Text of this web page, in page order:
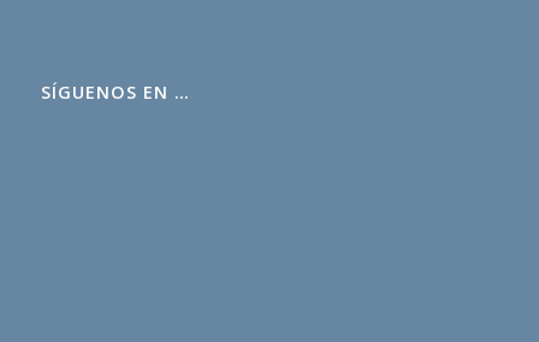
SÍGUENOS EN …